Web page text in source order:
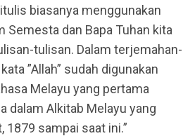
biasanya menggunakan
Semesta dan Bapa Tuhan kita
tulisan. Dalam terjemahan-
”Allah” sudah digunakan
Melayu yang pertama
dalam Alkitab Melayu yang
sampai saat ini.”